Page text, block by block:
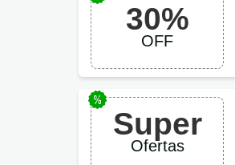
30%
OFF
Super
Ofertas